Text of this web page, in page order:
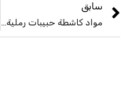
سابق
مواد كاشطة حبيبات رملية من الفولاذ المصبوب S390